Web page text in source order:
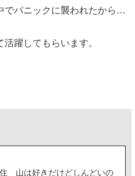
でパニックに襲われたから…
躍してもらいます。
山は好きだけどしんどいの